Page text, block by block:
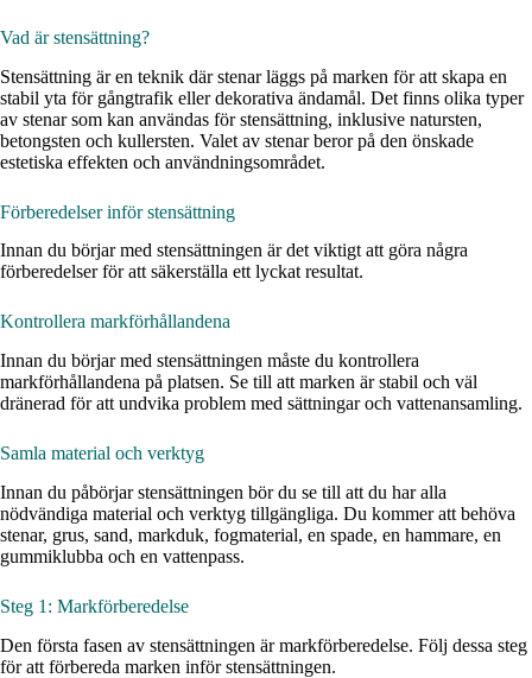
Vad är stensättning?
Stensättning är en teknik där stenar läggs på marken för att skapa en
stabil yta för gångtrafik eller dekorativa ändamål. Det finns olika typer
av stenar som kan användas för stensättning, inklusive natursten,
betongsten och kullersten. Valet av stenar beror på den önskade
estetiska effekten och användningsområdet.
Förberedelser inför stensättning
Innan du börjar med stensättningen är det viktigt att göra några
förberedelser för att säkerställa ett lyckat resultat.
Kontrollera markförhållandena
Innan du börjar med stensättningen måste du kontrollera
markförhållandena på platsen. Se till att marken är stabil och väl
dränerad för att undvika problem med sättningar och vattenansamling.
Samla material och verktyg
Innan du påbörjar stensättningen bör du se till att du har alla
nödvändiga material och verktyg tillgängliga. Du kommer att behöva
stenar, grus, sand, markduk, fogmaterial, en spade, en hammare, en
gummiklubba och en vattenpass.
Steg 1: Markförberedelse
Den första fasen av stensättningen är markförberedelse. Följ dessa steg
för att förbereda marken inför stensättningen.